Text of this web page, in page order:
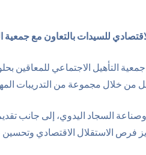
للسيدات بالتعاون مع جمعية
التأهيل الاجتماعي للمعاقين
سنتر، وصناعة السجاد اليدوي، إلى